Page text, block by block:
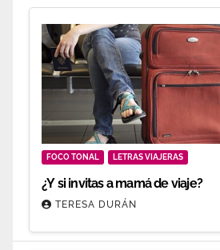
FOCO TONAL LETRAS VIAJERAS
¿Y si invitas a mamá de viaje?
TERESA DURÁN